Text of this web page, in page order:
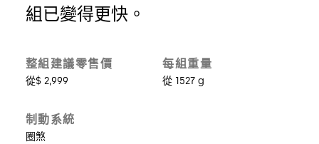
組已變得更快。
整組建議零售價
從$ 2,999
每組重量
從 1527 g
制動系統
圈煞